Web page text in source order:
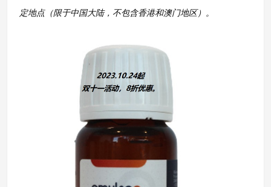
定地点（限于中国大陆，不包含香港和澳门地区）。